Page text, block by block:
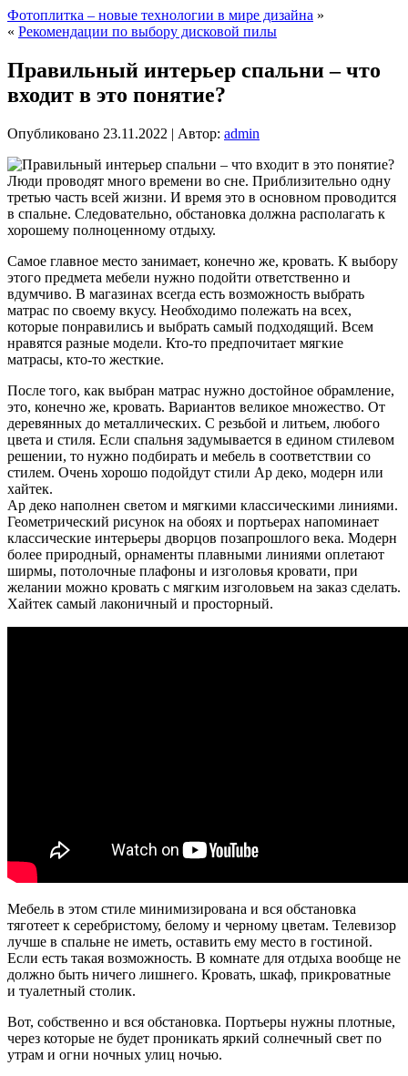
Фотоплитка – новые технологии в мире дизайна »
« Рекомендации по выбору дисковой пилы
Правильный интерьер спальни – что
входит в это понятие?
Опубликовано 23.11.2022 | Автор: admin
Люди проводят много времени во сне. Приблизительно одну
третью часть всей жизни. И время это в основном проводится
в спальне. Следовательно, обстановка должна располагать к
хорошему полноценному отдыху.
Самое главное место занимает, конечно же, кровать. К выбору
этого предмета мебели нужно подойти ответственно и
вдумчиво. В магазинах всегда есть возможность выбрать
матрас по своему вкусу. Необходимо полежать на всех,
которые понравились и выбрать самый подходящий. Всем
нравятся разные модели. Кто-то предпочитает мягкие
матрасы, кто-то жесткие.
После того, как выбран матрас нужно достойное обрамление,
это, конечно же, кровать. Вариантов великое множество. От
деревянных до металлических. С резьбой и литьем, любого
цвета и стиля. Если спальня задумывается в едином стилевом
решении, то нужно подбирать и мебель в соответствии со
стилем. Очень хорошо подойдут стили Ар деко, модерн или
хайтек.
Ар деко наполнен светом и мягкими классическими линиями.
Геометрический рисунок на обоях и портьерах напоминает
классические интерьеры дворцов позапрошлого века. Модерн
более природный, орнаменты плавными линиями оплетают
ширмы, потолочные плафоны и изголовья кровати, при
желании можно кровать с мягким изголовьем на заказ сделать.
Хайтек самый лаконичный и просторный.
Мебель в этом стиле минимизирована и вся обстановка
тяготеет к серебристому, белому и черному цветам. Телевизор
лучше в спальне не иметь, оставить ему место в гостиной.
Если есть такая возможность. В комнате для отдыха вообще не
должно быть ничего лишнего. Кровать, шкаф, прикроватные
и туалетный столик.
Вот, собственно и вся обстановка. Портьеры нужны плотные,
через которые не будет проникать яркий солнечный свет по
утрам и огни ночных улиц ночью.